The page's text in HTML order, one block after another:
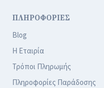
ΠΛΗΡΟΦΟΡΙΕΣ
Blog
Η Εταιρία
Τρόποι Πληρωμής
Πληροφορίες Παράδοσης